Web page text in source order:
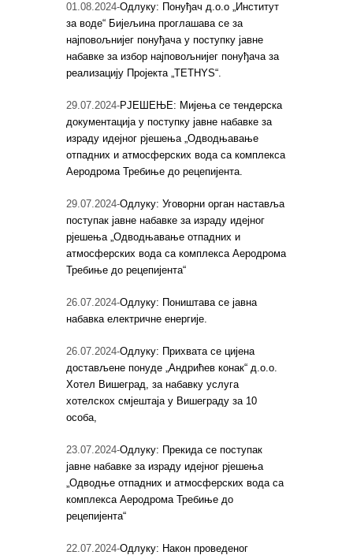
01.08.2024-Одлуку: Понуђач д.о.о „Институт
за воде“ Бијељина проглашава се за
најповољнијег понуђача у поступку јавне
набавке за избор најповољнијег понуђача за
реализацију Пројекта „TETHYS“.
29.07.2024-РЈЕШЕЊЕ: Мијења се тендерска
документација у поступку јавне набавке за
израду идејног рјешења „Одводњавање
отпадних и атмосферских вода са комплекса
Аеродрома Требиње до рецепијента.
29.07.2024-Одлуку: Уговорни орган наставља
поступак јавне набавке за израду идејног
рјешења „Одводњавање отпадних и
атмосферских вода са комплекса Аеродрома
Требиње до рецепијента“
26.07.2024-Одлуку: Поништава се јавна
набавка електричне енергије.
26.07.2024-Одлуку: Прихвата се цијена
достављене понуде „Андрићев конак“ д.о.о.
Хотел Вишеград, за набавку услуга
хотелскох смјештаја у Вишеграду за 10
особа,
23.07.2024-Одлуку: Прекида се поступак
јавне набавке за израду идејног рјешења
„Одводње отпадних и атмосферских вода са
комплекса Аеродрома Требиње до
рецепијента“
22.07.2024-Одлуку: Након проведеног